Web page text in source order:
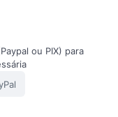
ou PIX) para